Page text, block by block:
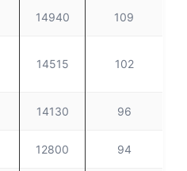
14940 109
14515 102
14130 96
12800 94